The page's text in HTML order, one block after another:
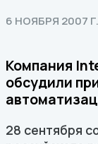
6 НОЯБРЯ 2007 Г.
Компания
обсудили
28 сентября